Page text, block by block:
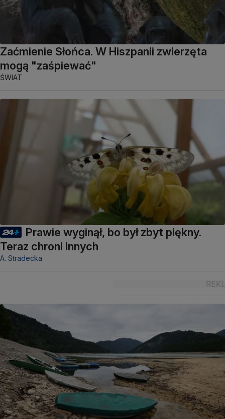
Zaćmienie Słońca. W Hiszpanii zwierzęta
mogą "zaśpiewać"
ŚWIAT
Prawie wyginął, bo był zbyt piękny.
Teraz chroni innych
A. Stradecka